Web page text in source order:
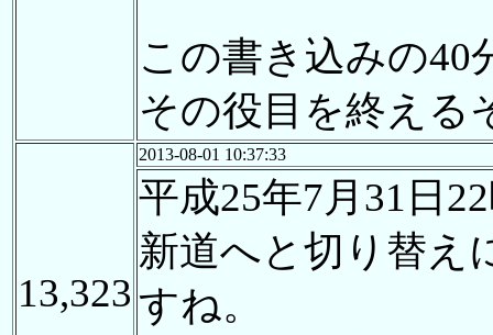
この書き込みの40
その役目を終える
13,323
2013-08-01 10:37:33
平成25年7月31日
新道へと切り替え
すね。